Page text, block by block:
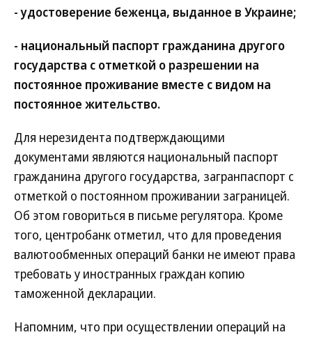
- удостоверение беженца, выданное в Украине;
- национальный паспорт гражданина другого
государства с отметкой о разрешении на
постоянное проживание вместе с видом на
постоянное жительство.
Для нерезидента подтверждающими
документами являются национальный паспорт
гражданина другого государства, загранпаспорт с
отметкой о постоянном проживании заграницей.
Об этом говориться в письме регулятора. Кроме
того, центробанк отметил, что для проведения
валютообменных операций банки не имеют права
требовать у иностранных граждан копию
таможенной декларации.
Напомним, что при осуществлении операций на